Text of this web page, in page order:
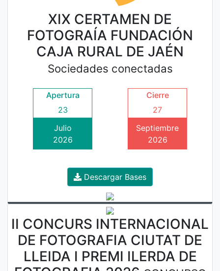
XIX CERTAMEN DE
FOTOGRAÍA FUNDACIÓN
CAJA RURAL DE JAÉN
Sociedades conectadas
Apertura
23
Julio
2026
Cierre
27
Septiembre
2026
Descargar Bases
II CONCURS INTERNACIONAL
DE FOTOGRAFIA CIUTAT DE
LLEIDA I PREMI ILERDA DE